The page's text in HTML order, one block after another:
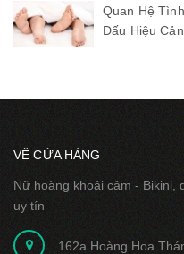
Quan Hệ
Dấu Hiệu
VỀ CỬA HÀNG
Nữ hoàng khoải cảm - Bikini,
uy tín
162a Hoàng Hoa